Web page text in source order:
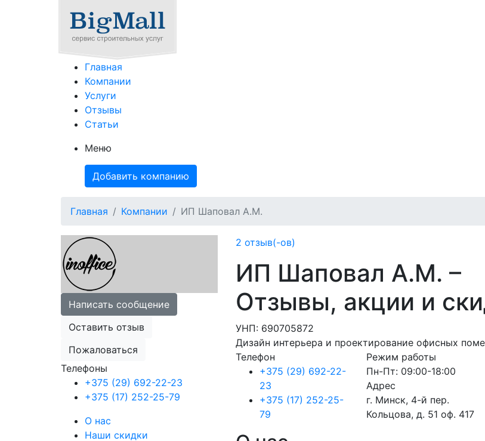
Главная
Компании
Услуги
Отзывы
Статьи
Меню
Добавить компанию
Главная Компании ИП Шаповал А.М.
Написать сообщение
Оставить отзыв
Пожаловаться
Телефоны
+375 (29) 692-22-23
+375 (17) 252-25-79
О нас
Наши скидки
2 отзыв(-ов)
ИП Шаповал А.М. –
Отзывы, акции и
УНП: 690705872
Дизайн интерьера и проектирование офисных
Телефон
+375 (29) 692-22-
23
+375 (17) 252-25-
79
Режим работы
Пн-Пт: 09:00-18:00
Адрес
г. Минск, 4-й пер.
Кольцова, д. 51 оф. 417